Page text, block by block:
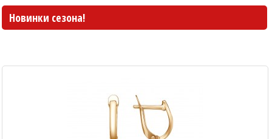
Новинки сезона!